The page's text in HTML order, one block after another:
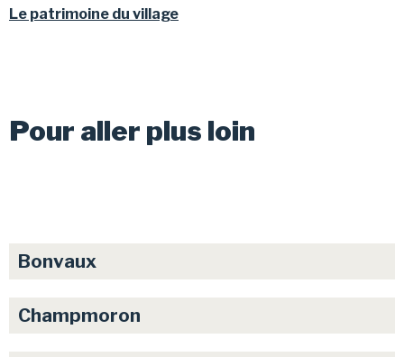
Le patrimoine du village
Pour aller plus loin
Bonvaux
Champmoron